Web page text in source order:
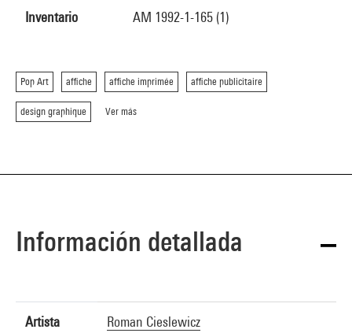
Inventario AM 1992-1-165 (1)
Pop Art affiche affiche imprimée affiche publicitaire
design graphique Ver más
Información detallada
Artista
Roman Cieslewicz